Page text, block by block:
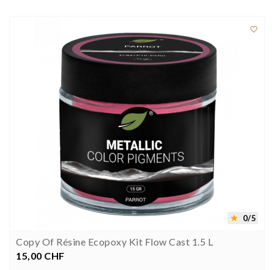

 0/5
Copy Of Résine Ecopoxy Kit Flow Cast 1.5 L
Preis
15,00 CHF